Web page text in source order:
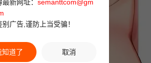
最新网址： semanttcom@gm
别广告,谨防上当受骗！
知道了 取消